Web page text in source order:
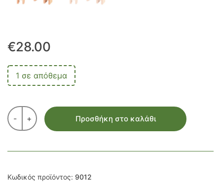
€28.00
1 σε απόθεμα
- + Προσθήκη στο καλάθι
Κωδικός προϊόντος: 9012